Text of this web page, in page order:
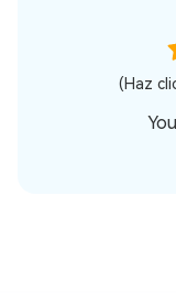
(Haz